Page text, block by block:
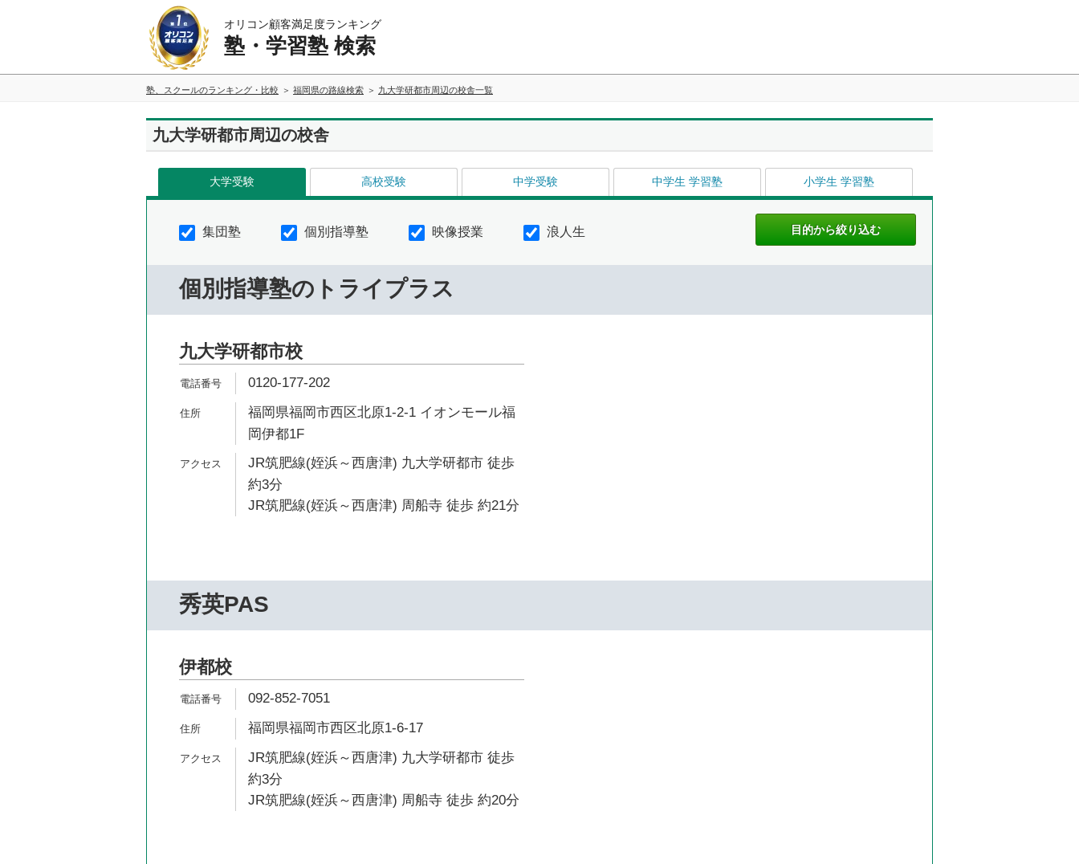
オリコン顧客満足度ランキング
塾・学習塾 検索
塾、スクールのランキング・比較 福岡県の路線検索 九大学研都市周辺の校舎一覧
九大学研都市周辺の校舎
大学受験 高校受験 中学受験 中学生 学習塾 小学生 学習塾
集団塾 個別指導塾 映像授業 浪人生
個別指導塾のトライプラス
九大学研都市校
0120-177-202
福岡県福岡市西区北原1-2-1 イオンモール福
岡伊都1F
JR筑肥線(姪浜～西唐津) 九大学研都市 徒歩
約3分
JR筑肥線(姪浜～西唐津) 周船寺 徒歩 約21分
秀英PAS
伊都校
092-852-7051
福岡県福岡市西区北原1-6-17
JR筑肥線(姪浜～西唐津) 九大学研都市 徒歩
約3分
JR筑肥線(姪浜～西唐津) 周船寺 徒歩 約20分